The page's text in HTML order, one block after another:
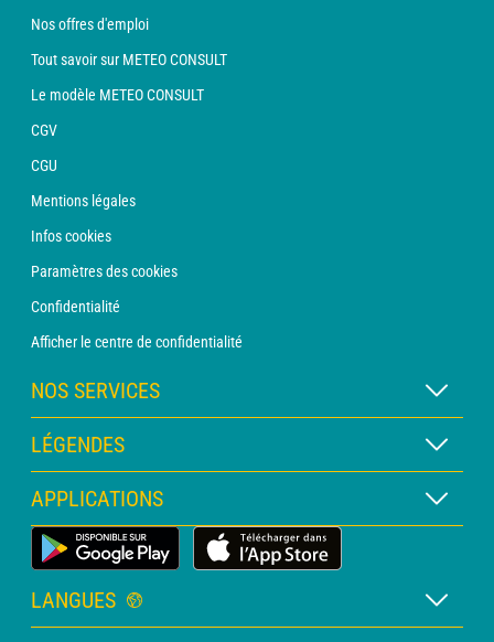
Nos offres d'emploi
Tout savoir sur METEO CONSULT
Le modèle METEO CONSULT
CGV
CGU
Mentions légales
Infos cookies
Paramètres des cookies
Confidentialité
Afficher le centre de confidentialité
NOS SERVICES
Abonnement METEO Xpert
Abonnement METEO PRO
Consultation avec un prévisionniste
Bulletin PRO
LÉGENDES
Légende des cartes
Légende des pictogrammes
Glossaire
APPLICATIONS
Application Météo Terrestre
LANGUES